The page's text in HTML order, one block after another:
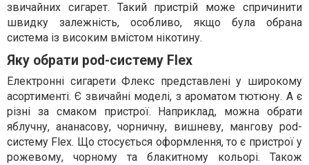
звичайних сигарет. Такий пристрій може спричинити
швидку залежність, особливо, якщо була обрана
система із високим вмістом нікотину.
Яку обрати pod-систему Flex
Електронні сигарети Флекс представлені у широкому
асортименті. Є звичайні моделі, з ароматом тютюну. А є
різні за смаком пристрої. Наприклад, можна обрати
яблучну, ананасову, чорничну, вишневу, мангову pod-
систему Flex. Що стосується оформлення, то є пристрої у
рожевому, чорному та блакитному кольорі. Також